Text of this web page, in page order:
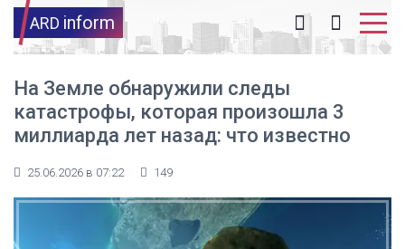
ARD inform
На Земле обнаружили следы
катастрофы, которая произошла 3
миллиарда лет назад: что известно
25.06.2026 в 07:22 149